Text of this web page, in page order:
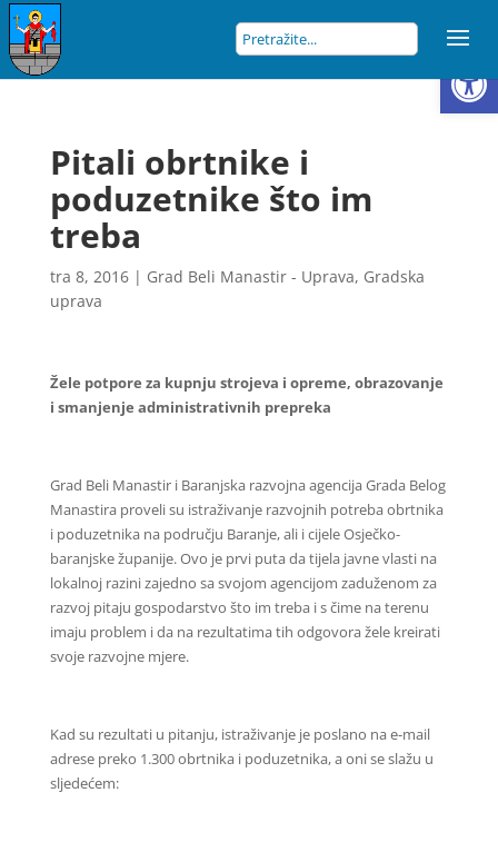
Pitali obrtnike i
poduzetnike što im
treba
tra 8, 2016| Grad Beli Manastir - Uprava, Gradska
uprava
Žele potpore za kupnju strojeva i opreme, obrazovanje
i smanjenje administrativnih prepreka
Grad Beli Manastir i Baranjska razvojna agencija Grada Belog
Manastira proveli su istraživanje razvojnih potreba obrtnika
i poduzetnika na području Baranje, ali i cijele Osječko-
baranjske županije. Ovo je prvi puta da tijela javne vlasti na
lokalnoj razini zajedno sa svojom agencijom zaduženom za
razvoj pitaju gospodarstvo što im treba i s čime na terenu
imaju problem i da na rezultatima tih odgovora žele kreirati
svoje razvojne mjere.
Kad su rezultati u pitanju, istraživanje je poslano na e-mail
adrese preko 1.300 obrtnika i poduzetnika, a oni se slažu u
sljedećem: